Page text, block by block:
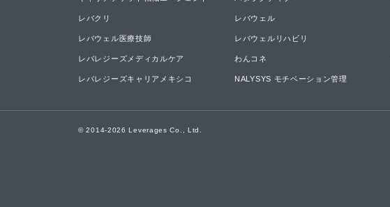
レバクリ レバウェル
レバウェル医療技師 レバウェルリハビリ
レバレジーズメディカルケア わんコネ
レバレジーズキャリアメキシコ NALYSYS モチベーション管理
© 2014-2026 Leverages Co., Ltd.